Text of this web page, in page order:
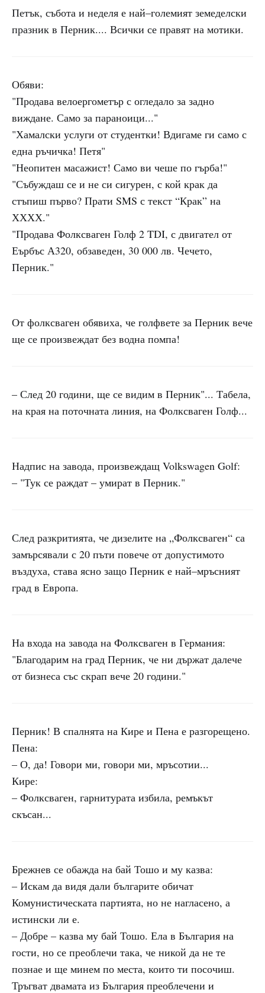
Петък, събота и неделя е най–големият земеделски
празник в Перник.... Всички се правят на мотики.
Обяви:
"Продава велоергометър с огледало за задно
виждане. Само за параноици..."
"Хамалски услуги от студентки! Вдигаме ги само с
една ръчичка! Петя"
"Неопитен масажист! Само ви чеше по гърба!"
"Събуждаш се и не си сигурен, с кой крак да
стъпиш първо? Прати SMS с текст “Крак” на
ХХХХ."
"Продава Фолксваген Голф 2 TDI, с двигател от
Еърбъс А320, обзаведен, 30 000 лв. Чечето,
Перник."
От фолксваген обявиха, че голфвете за Перник вече
ще се произвеждат без водна помпа!
– След 20 години, ще се видим в Перник"... Табела,
на края на поточната линия, на Фолксваген Голф...
Надпис на завода, произвеждащ Volkswagen Golf:
– "Тук се раждат – умират в Перник."
След разкритията, че дизелите на „Фолксваген“ са
замърсявали с 20 пъти повече от допустимото
въздуха, става ясно защо Перник е най–мръсният
град в Европа.
На входа на завода на Фолксваген в Германия:
"Благодарим на град Перник, че ни държат далече
от бизнеса със скрап вече 20 години."
Перник! В спалнята на Кире и Пена е разгорещено.
Пена:
– О, да! Говори ми, говори ми, мръсотии...
Кире:
– Фолксваген, гарнитурата избила, ремъкът
скъсан...
Брежнев се обажда на бай Тошо и му казва:
– Искам да видя дали българите обичат
Комунистическата партията, но не нагласено, а
истински ли е.
– Добре – казва му бай Тошо. Ела в България на
гости, но се преоблечи така, че никой да не те
познае и ще минем по места, които ти посочиш.
Тръгват двамата из България преоблечени и